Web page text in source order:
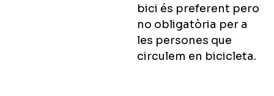
bici és preferent pero
no obligatòria per a
les persones que
circulem en bicicleta.